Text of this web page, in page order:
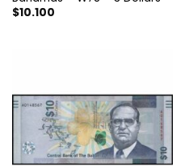
$10.100